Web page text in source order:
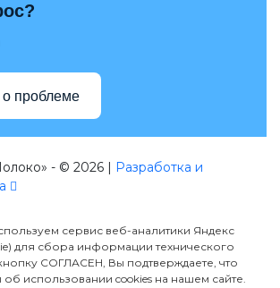
о проблеме
- © 2026 | Разработка и
сервис веб-аналитики Яндекс
для сбора информации технического
СОГЛАСЕН, Вы подтверждаете, что
использовании cookies на нашем сайте.